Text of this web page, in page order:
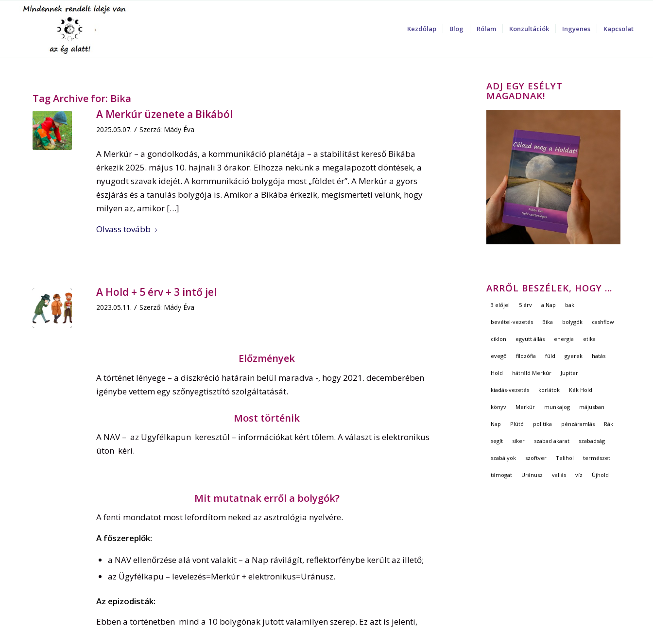
Kezdőlap Blog Rólam Konzultációk Ingyenes Kapcsolat
Tag Archive for: Bika
A Merkúr üzenete a Bikából
2025.05.07. / Szerző: Mády Éva
A Merkúr – a gondolkodás, a kommunikáció planétája – a stabilitást kereső Bikába
érkezik 2025. május 10. hajnali 3 órakor. Elhozza nekünk a megalapozott döntések, a
nyugodt szavak idejét. A kommunikáció bolygója most „földet ér”. A Merkúr a gyors
észjárás és a tanulás bolygója is. Amikor a Bikába érkezik, megismerteti velünk, hogy
milyen az, amikor […]
Olvass tovább
A Hold + 5 érv + 3 intő jel
2023.05.11. / Szerző: Mády Éva
Előzmények
A történet lényege – a diszkréció határain belül maradva -, hogy 2021. decemberében
igénybe vettem egy szőnyegtisztító szolgáltatását.
Most történik
A NAV – az Ügyfélkapun keresztül – információkat kért tőlem. A választ is elektronikus
úton kéri.
Mit mutatnak erről a bolygók?
A fenti mondatot most lefordítom neked az asztrológia nyelvére.
A főszereplők:
a NAV ellenőrzése alá vont valakit – a Nap rávilágít, reflektorfénybe került az illető;
az Ügyfélkapu – levelezés=Merkúr + elektronikus=Uránusz.
Az epizodisták:
Ebben a történetben mind a 10 bolygónak jutott valamilyen szerep. Ez azt is jelenti,
ADJ EGY ESÉLYT
MAGADNAK!
ARRŐL BESZÉLEK, HOGY …
3 előjel 5 érv a Nap bak
bevétel-vezetés Bika bolygók cashflow
ciklon együtt állás energia etika
evegő filozófia füld gyerek hatás
Hold hátráló Merkúr Jupiter
kiadás-vezetés korlátok Kék Hold
könyv Merkúr munkajog májusban
Nap Plútó politika pénzáramlás Rák
segít siker szabad akarat szabadság
szabályok szoftver Telihol természet
támogat Uránusz vallás víz Újhold